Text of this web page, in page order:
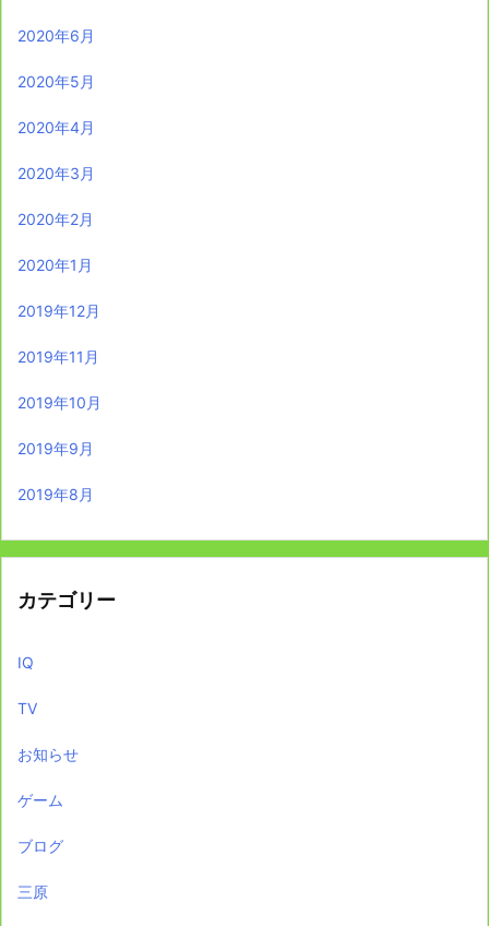
2020年6月
2020年5月
2020年4月
2020年3月
2020年2月
2020年1月
2019年12月
2019年11月
2019年10月
2019年9月
2019年8月
カテゴリー
IQ
TV
お知らせ
ゲーム
ブログ
三原